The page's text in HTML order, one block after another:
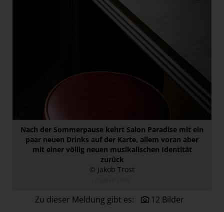
Unibail-Rodamco-Westfield
Vöslauer
Nach der Sommerpause kehrt Salon Paradise mit ein
paar neuen Drinks auf der Karte, allem voran aber
mit einer völlig neuen musikalischen Identität
zurück
© Jakob Trost
Zu dieser Meldung gibt es: 12 Bilder